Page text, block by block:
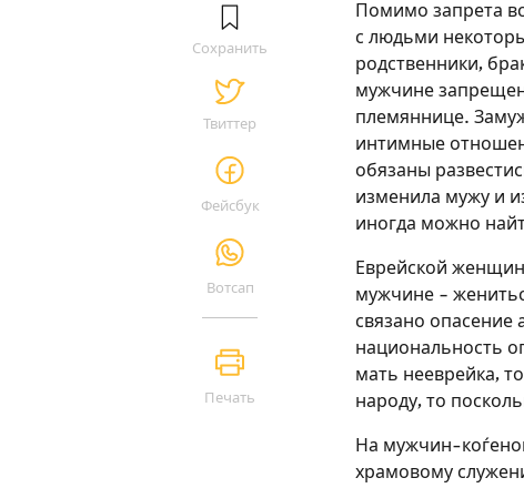
Сохранить
Твиттер
Фейсбук
Вотсап
Печать
Помимо запрета
с людьми
родственники,
мужчине
племяннице.
интимные
обязаны
изменила мужу и
иногда можно
Еврейской
мужчине –
связано опасение
национальность
мать нееврейка,
народу, то
На мужчин-
храмовому